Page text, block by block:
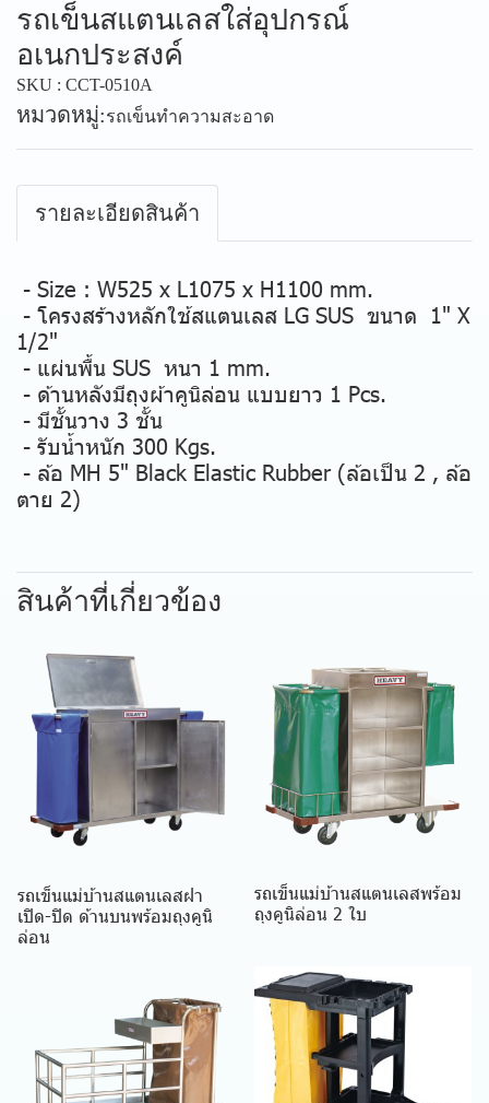
รถเข็นสแตนเลสใส่อุปกรณ์
อเนกประสงค์
SKU : CCT-0510A
หมวดหมู่:รถเข็นทำความสะอาด
รายละเอียดสินค้า
- Size : W525 x L1075 x H1100 mm.
- โครงสร้างหลักใช้สแตนเลส LG SUS ขนาด 1" X
1/2"
- แผ่นพื้น SUS หนา 1 mm.
- ด้านหลังมีถุงผ้าคูนิล่อน แบบยาว 1 Pcs.
- มีชั้นวาง 3 ชั้น
- รับน้ำหนัก 300 Kgs.
- ล้อ MH 5" Black Elastic Rubber (ล้อเป็น 2 , ล้อ
ตาย 2)
สินค้าที่เกี่ยวข้อง
รถเข็นแม่บ้านสแตนเลสฝา
เปิด-ปิด ด้านบนพร้อมถุงคูนิ
ล่อน
รถเข็นแม่บ้านสแตนเลสพร้อม
ถุงคูนิล่อน 2 ใบ